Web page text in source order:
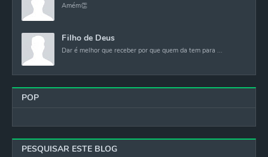
Amém👏
Filho de Deus
Dar é melhor que receber por que quem da tem para ...
POP
PESQUISAR ESTE BLOG